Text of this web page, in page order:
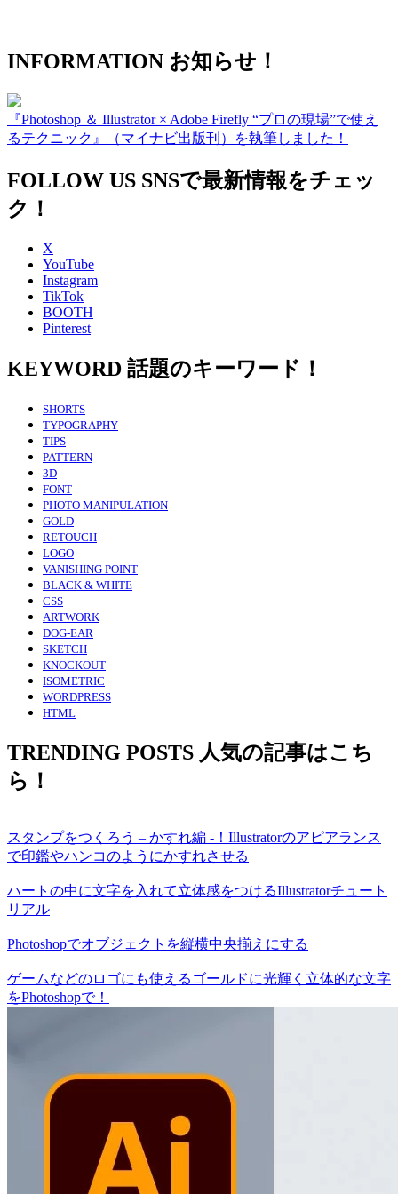
INFORMATION お知らせ！
『Photoshop ＆ Illustrator × Adobe Firefly “プロの現場”で使え
るテクニック』（マイナビ出版刊）を執筆しました！
FOLLOW US SNSで最新情報をチェッ
ク！
X
YouTube
Instagram
TikTok
BOOTH
Pinterest
KEYWORD 話題のキーワード！
SHORTS
TYPOGRAPHY
TIPS
PATTERN
3D
FONT
PHOTO MANIPULATION
GOLD
RETOUCH
LOGO
VANISHING POINT
BLACK & WHITE
CSS
ARTWORK
DOG-EAR
SKETCH
KNOCKOUT
ISOMETRIC
WORDPRESS
HTML
TRENDING POSTS 人気の記事はこち
ら！
スタンプをつくろう – かすれ編 -！Illustratorのアピアランス
で印鑑やハンコのようにかすれさせる
ハートの中に文字を入れて立体感をつけるIllustratorチュート
リアル
Photoshopでオブジェクトを縦横中央揃えにする
ゲームなどのロゴにも使えるゴールドに光輝く立体的な文字
をPhotoshopで！